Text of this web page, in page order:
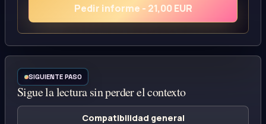
Pedir informe - 21,00 EUR
SIGUIENTE PASO
Sigue la lectura sin perder el contexto
Compatibilidad general